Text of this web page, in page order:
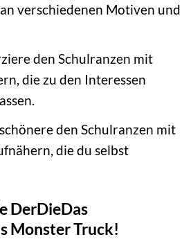
verschiedenen Motiven und
den Schulranzen mit
die zu den Interessen
den Schulranzen mit
die du selbst
DerDieDas
Monster Truck!